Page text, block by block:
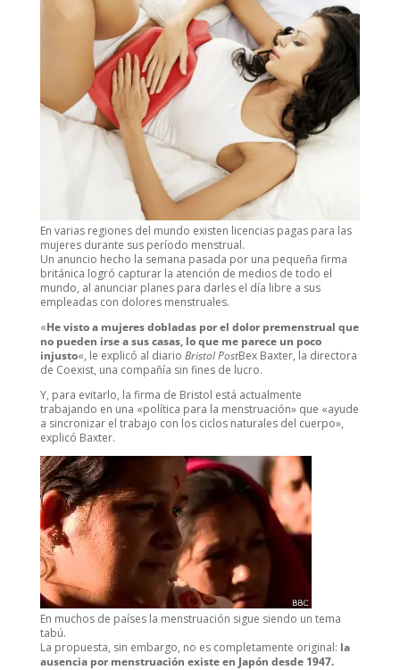
En varias regiones del mundo existen licencias pagas para las
mujeres durante sus período menstrual.
Un anuncio hecho la semana pasada por una pequeña firma
británica logró capturar la atención de medios de todo el
mundo, al anunciar planes para darles el día libre a sus
empleadas con dolores menstruales.
«He visto a mujeres dobladas por el dolor premenstrual que
no pueden irse a sus casas, lo que me parece un poco
injusto«, le explicó al diario Bristol PostBex Baxter, la directora
de Coexist, una compañía sin fines de lucro.
Y, para evitarlo, la firma de Bristol está actualmente
trabajando en una «política para la menstruación» que «ayude
a sincronizar el trabajo con los ciclos naturales del cuerpo»,
explicó Baxter.
En muchos de países la menstruación sigue siendo un tema
tabú.
La propuesta, sin embargo, no es completamente original: la
ausencia por menstruación existe en Japón desde 1947.